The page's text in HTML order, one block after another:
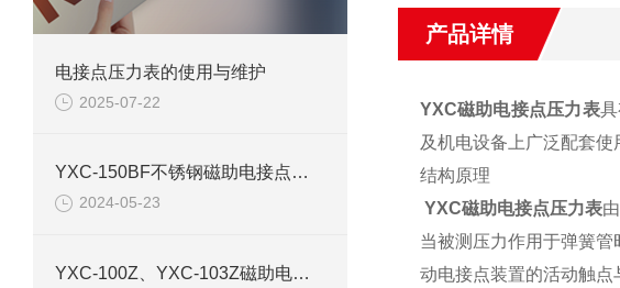
电接点压力表的使用与维护
2025-07-22
YXC-150BF不锈钢磁助电接点压力表产品介绍
2024-05-23
YXC-100Z、YXC-103Z磁助电接点压力表产品介绍
产品详情
YXC磁助电接点压力表
及机电设备上广泛配套使
结构原理
YXC磁助电接点压力表
当被测压力作用于弹簧
动电接点装置的活动触